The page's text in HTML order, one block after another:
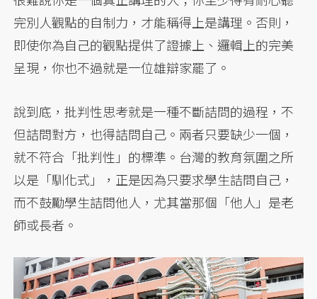
完別人觀點的自制力，才能稱得上是講理。否則，
即使你為自己的觀點提供了證據上、邏輯上的完美
呈現，你也不過就是一位雄辯家罷了。
說到底，批判性思考就是一種不斷詰問的過程，不
但詰問對方，也得詰問自己。兩者只要缺少一個，
就不符合「批判性」的標準。台灣的教育氛圍之所
以是「馴化式」，正是因為只要求學生詰問自己，
而不鼓勵學生詰問他人，尤其當那個「他人」是老
師或長者。